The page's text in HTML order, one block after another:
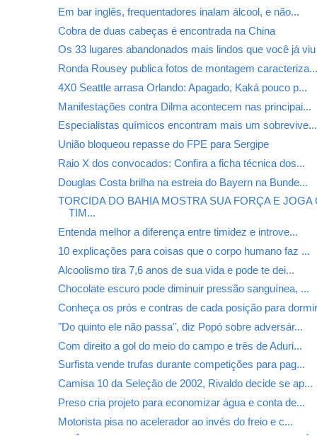
Em bar inglês, frequentadores inalam álcool, e não...
Cobra de duas cabeças é encontrada na China
Os 33 lugares abandonados mais lindos que você já viu
Ronda Rousey publica fotos de montagem
4X0 Seattle arrasa Orlando: Apagado, Kaká pouco p...
Manifestações contra Dilma acontecem nas principai...
Especialistas químicos encontram mais um sobrevive...
União bloqueou repasse do FPE para Sergipe
Raio X dos convocados: Confira a ficha técnica dos...
Douglas Costa brilha na estreia do Bayern na Bunde...
TORCIDA DO BAHIA MOSTRA SUA FORÇA E JOGA
TIM...
Entenda melhor a diferença entre timidez e introve...
10 explicações para coisas que o corpo humano faz ...
Alcoolismo tira 7,6 anos de sua vida e pode te dei...
Chocolate escuro pode diminuir pressão sanguínea, ...
Conheça os prós e contras de cada posição para
"Do quinto ele não passa", diz Popó sobre adversár...
Com direito a gol do meio do campo e três de Aduri...
Surfista vende trufas durante competições para pag...
Camisa 10 da Seleção de 2002, Rivaldo decide se ap...
Preso cria projeto para economizar água e conta de...
Motorista pisa no acelerador ao invés do freio e c...